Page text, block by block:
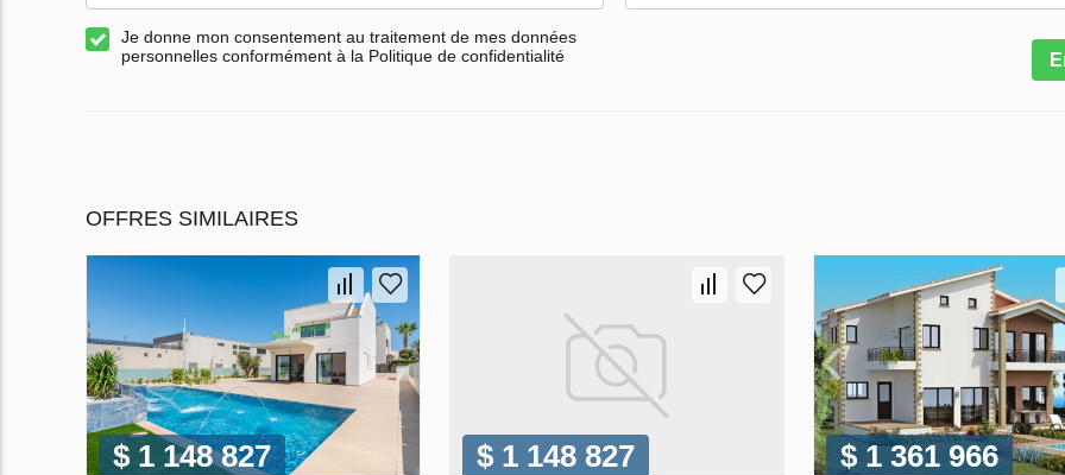
Je donne mon consentement au traitement de mes données
personnelles conformément à la Politique de confidentialité
OFFRES SIMILAIRES
$ 1 148 827 $ 1 148 827 $ 1 361 966